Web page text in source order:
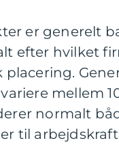
er generelt
efter hvilket
mellem
normalt
til